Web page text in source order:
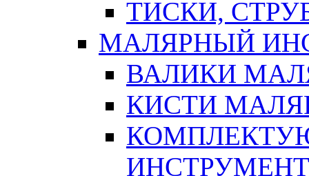
ТИСКИ,
МАЛЯРНЫЙ
ВАЛИКИ
КИСТИ